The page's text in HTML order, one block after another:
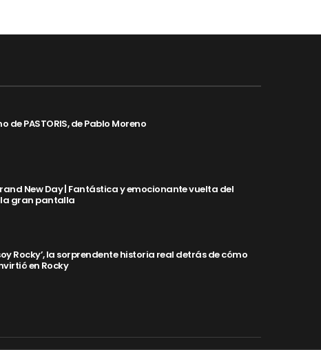
de PASTORIS, de Pablo Moreno
New Day | Fantástica y emocionante vuelta del
gran pantalla
Rocky’, la sorprendente historia real detrás de cómo
en Rocky